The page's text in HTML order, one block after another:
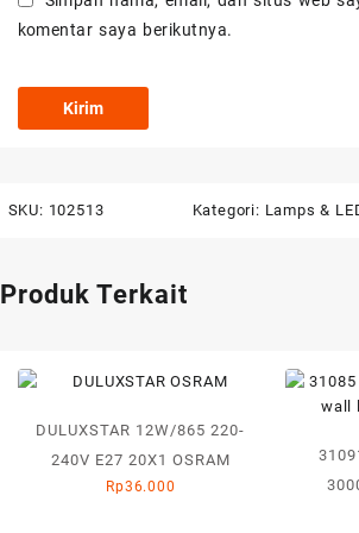
komentar saya berikutnya.
SKU: 102513 Kategori: Lamps &
Produk Terkait
DULUXSTAR 12W/865 220-
240V E27 20X1 OSRAM
Rp36.000